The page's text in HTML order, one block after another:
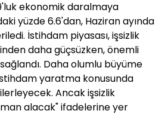
ekonomik daralmaya
yüzde 6.6'dan, Haziran ayında
İstihdam piyasası, işsizlik
daha güçsüzken, önemli
Daha olumlu büyüme
yaratma konusunda
Ancak işsizlik
alacak" ifadelerine yer